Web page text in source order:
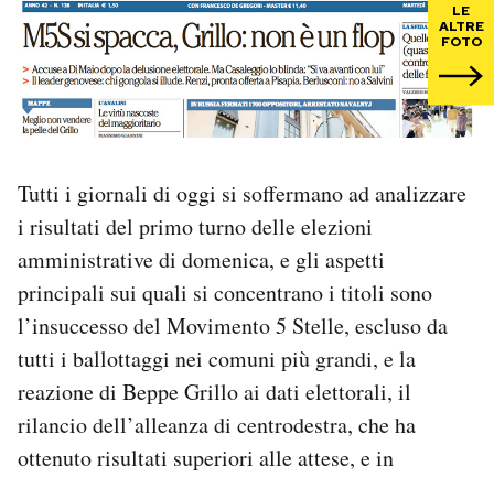
PODCAST
NEWSLETTER
CALENDARIO
AREA PERSONALE
Area Personale
Newsletter
LE
ALTRE
FOTO
Tutti i giornali di oggi si soffermano ad analizzare
i risultati del primo turno delle elezioni
amministrative di domenica, e gli aspetti
principali sui quali si concentrano i titoli sono
l’insuccesso del Movimento 5 Stelle, escluso da
tutti i ballottaggi nei comuni più grandi, e la
reazione di Beppe Grillo ai dati elettorali, il
rilancio dell’alleanza di centrodestra, che ha
ottenuto risultati superiori alle attese, e in